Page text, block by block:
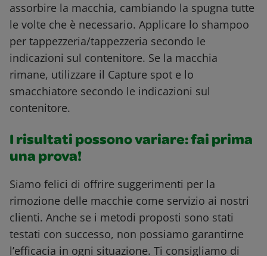
assorbire la macchia, cambiando la spugna tutte
le volte che è necessario. Applicare lo shampoo
per tappezzeria/tappezzeria secondo le
indicazioni sul contenitore. Se la macchia
rimane, utilizzare il Capture spot e lo
smacchiatore secondo le indicazioni sul
contenitore.
I risultati possono variare: fai prima
una prova!
Siamo felici di offrire suggerimenti per la
rimozione delle macchie come servizio ai nostri
clienti. Anche se i metodi proposti sono stati
testati con successo, non possiamo garantirne
l’efficacia in ogni situazione. Ti consigliamo di